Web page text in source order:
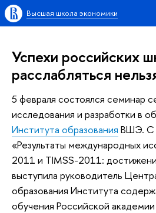
Высшая школа экономики
Успехи российских
расслабляться
5 февраля состоялся семинар
исследования и разработки в
Института образования ВШЭ. С
«Результаты международных
2011 и TIMSS-2011:
выступила руководитель
образования Института
обучения Российской академии